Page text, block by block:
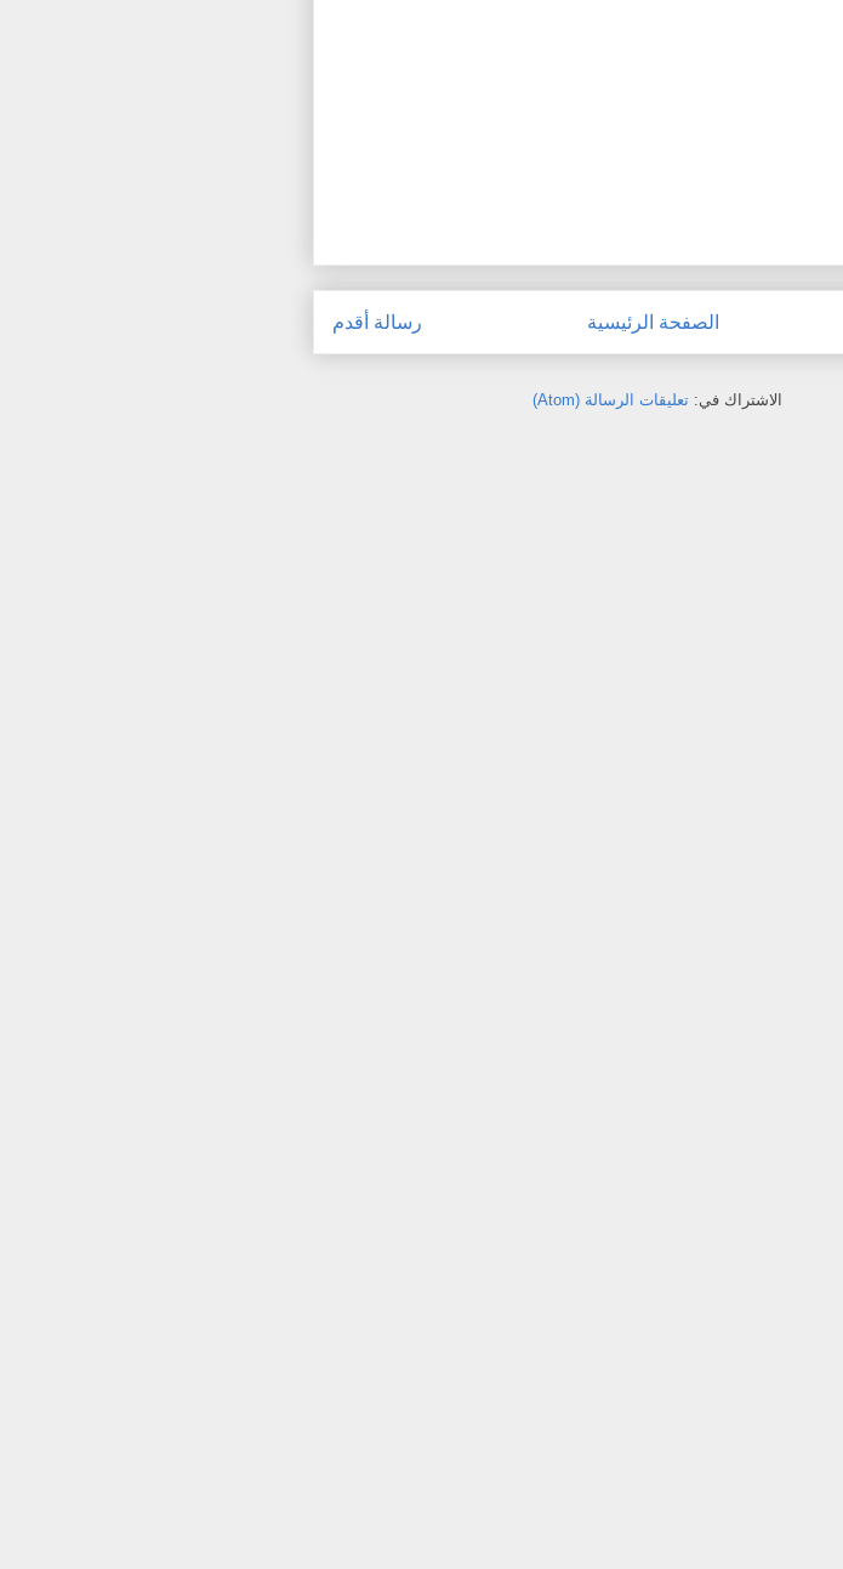
رسالة أقدم الصفحة الرئيسية
الاشتراك في: تعليقات الرسالة (Atom)